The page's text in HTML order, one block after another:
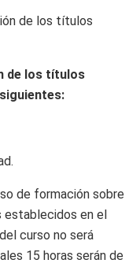
de los títulos
de los títulos
de formación sobre
en el
curso no será
15 horas serán de